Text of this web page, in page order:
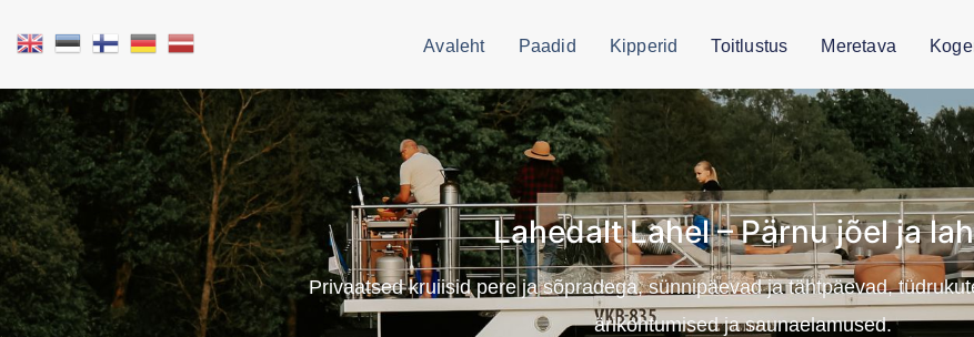
Avaleht Paadid Kipperid Toitlustus Meretava
Lahedalt Lahel– Pärnu jõel ja
Privaatsed kruiisid pere ja sõpradega, sünnipäevad ja tähtpäevad,
ärikohtumised ja saunaelamused.